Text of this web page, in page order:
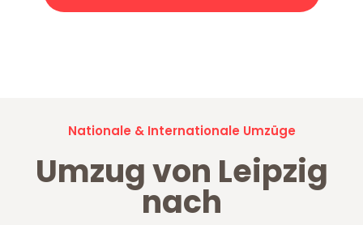
Nationale & Internationale Umzüge
Umzug von Leipzig
nach